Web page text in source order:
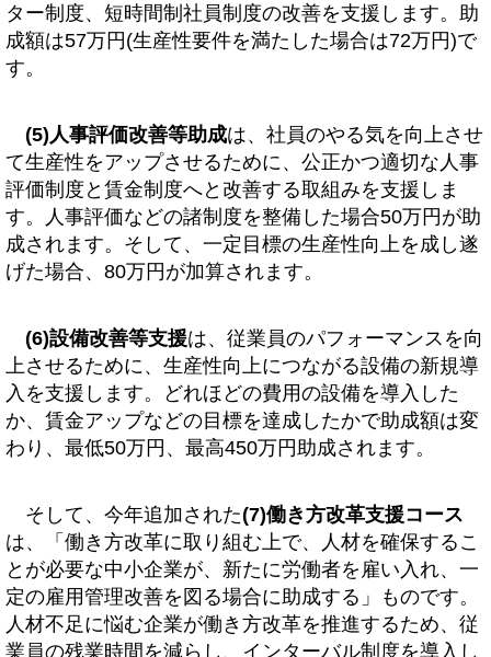
ター制度、短時間制社員制度の改善を支援します。助
成額は57万円(生産性要件を満たした場合は72万円)で
す。
(5)人事評価改善等助成は、社員のやる気を向上させ
て生産性をアップさせるために、公正かつ適切な人事
評価制度と賃金制度へと改善する取組みを支援しま
す。人事評価などの諸制度を整備した場合50万円が助
成されます。そして、一定目標の生産性向上を成し遂
げた場合、80万円が加算されます。
(6)設備改善等支援は、従業員のパフォーマンスを向
上させるために、生産性向上につながる設備の新規導
入を支援します。どれほどの費用の設備を導入した
か、賃金アップなどの目標を達成したかで助成額は変
わり、最低50万円、最高450万円助成されます。
そして、今年追加された(7)働き方改革支援コース
は、「働き方改革に取り組む上で、人材を確保するこ
とが必要な中小企業が、新たに労働者を雇い入れ、一
定の雇用管理改善を図る場合に助成する」ものです。
人材不足に悩む企業が働き方改革を推進するため、従
業員の残業時間を減らし、インターバル制度を導入し